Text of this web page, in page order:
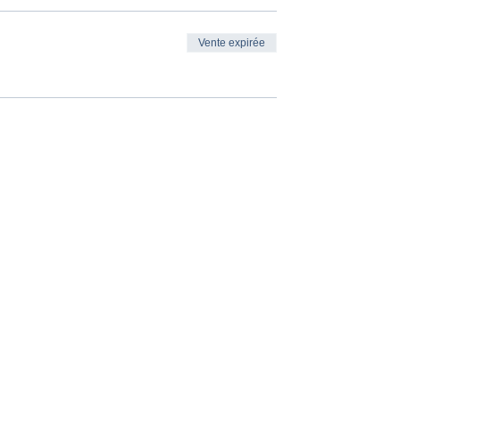
Vente expirée